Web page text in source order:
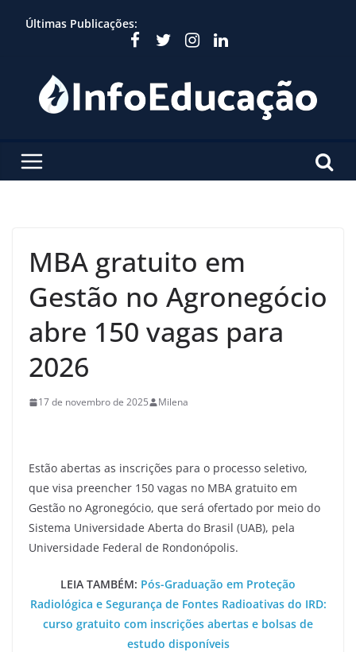
Últimas Publicações:
MBA gratuito em
Gestão no Agronegócio
abre 150 vagas para
2026
17 de novembro de 2025 Milena
Estão abertas as inscrições para o processo seletivo,
que visa preencher 150 vagas no MBA gratuito em
Gestão no Agronegócio, que será ofertado por meio do
Sistema Universidade Aberta do Brasil (UAB), pela
Universidade Federal de Rondonópolis.
LEIA TAMBÉM: Pós-Graduação em Proteção
Radiológica e Segurança de Fontes Radioativas do IRD:
curso gratuito com inscrições abertas e bolsas de
estudo disponíveis